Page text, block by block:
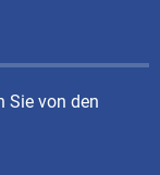
Sie von den